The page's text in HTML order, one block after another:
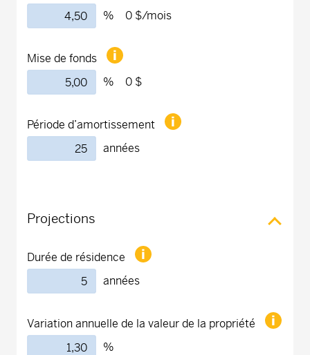
% 0 $/mois
Mise de fonds
% 0 $
Période d’amortissement
années
Projections
Durée de résidence
années
Variation annuelle de la valeur de la propriété
%